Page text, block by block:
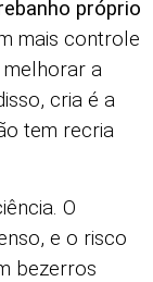
próprio
mais controle
a
cria é a
tem recria
O
e o risco
bezerros